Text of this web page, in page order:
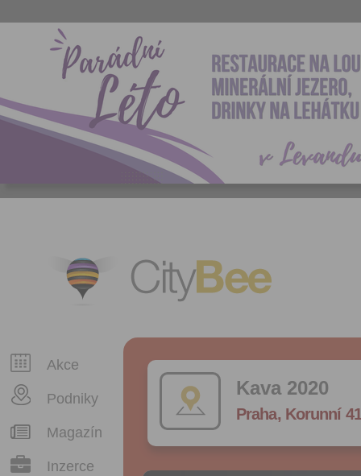
CityBee
Akce
Podniky
Magazín
Inzerce
Kava 2020
Praha, Korunní